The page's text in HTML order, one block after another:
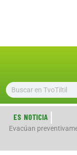
ES NOTICIA
Evacúan